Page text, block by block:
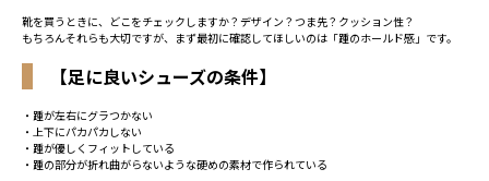
靴を買うときに、どこをチェックしますか？デザイン？つま先？クッション性？
もちろんそれらも大切ですが、まず最初に確認してほしいのは「踵のホールド感」です。
【足に良いシューズの条件】
・踵が左右にグラつかない
・上下にパカパカしない
・踵が優しくフィットしている
・踵の部分が折れ曲がらないような硬めの素材で作られている